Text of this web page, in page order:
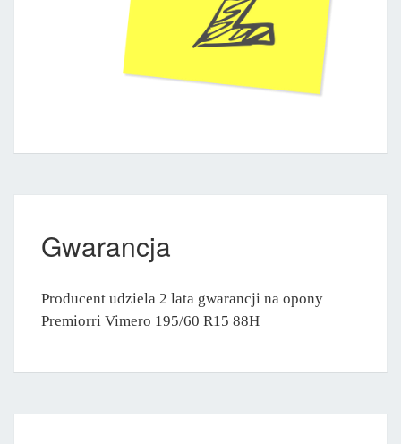
Gwarancja
Producent udziela 2 lata gwarancji na opony
Premiorri Vimero 195/60 R15 88H